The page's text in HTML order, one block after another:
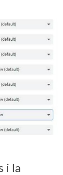
i la